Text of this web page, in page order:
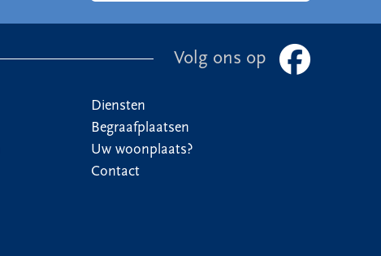
Volg ons op
Diensten
Begraafplaatsen
Uw woonplaats?
Contact